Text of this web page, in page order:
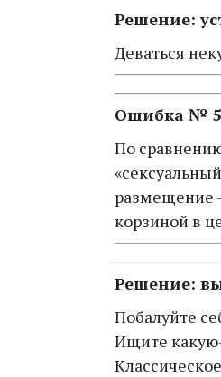
Решение:
Деваться
Ошибка №
По
размещение
корзиной в
Решение:
Побалуйте
Ищите